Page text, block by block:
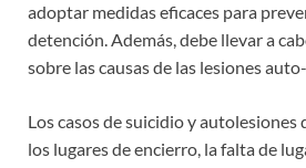
adoptar medidas eficaces para
detención. Además, debe llevar a
sobre las causas de las lesiones
Los casos de suicidio y autolesiones
los lugares de encierro, la falta de